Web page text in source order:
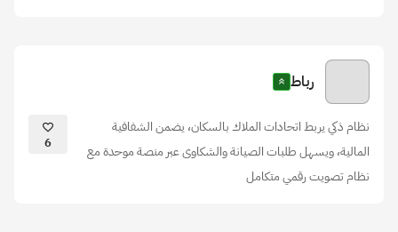
رباط
نظام ذكي يربط اتحادات الملاك بالسكان، يضمن الشفافية
المالية، ويسهل طلبات الصيانة والشكاوى عبر منصة موحدة مع
نظام تصويت رقمي متكامل
6